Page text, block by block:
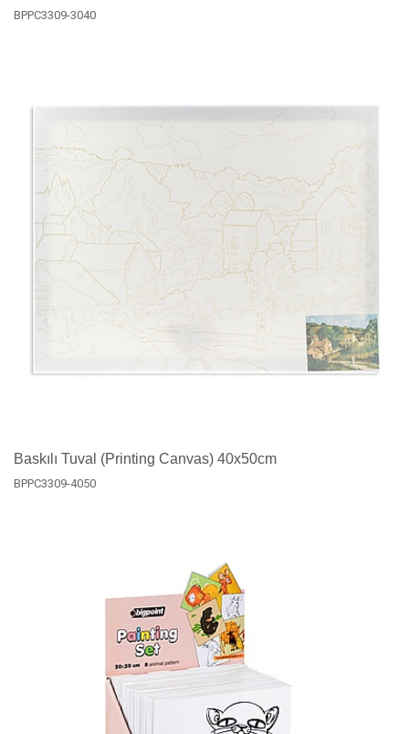
BPPC3309-3040
Baskılı Tuval (Printing Canvas) 40x50cm
BPPC3309-4050